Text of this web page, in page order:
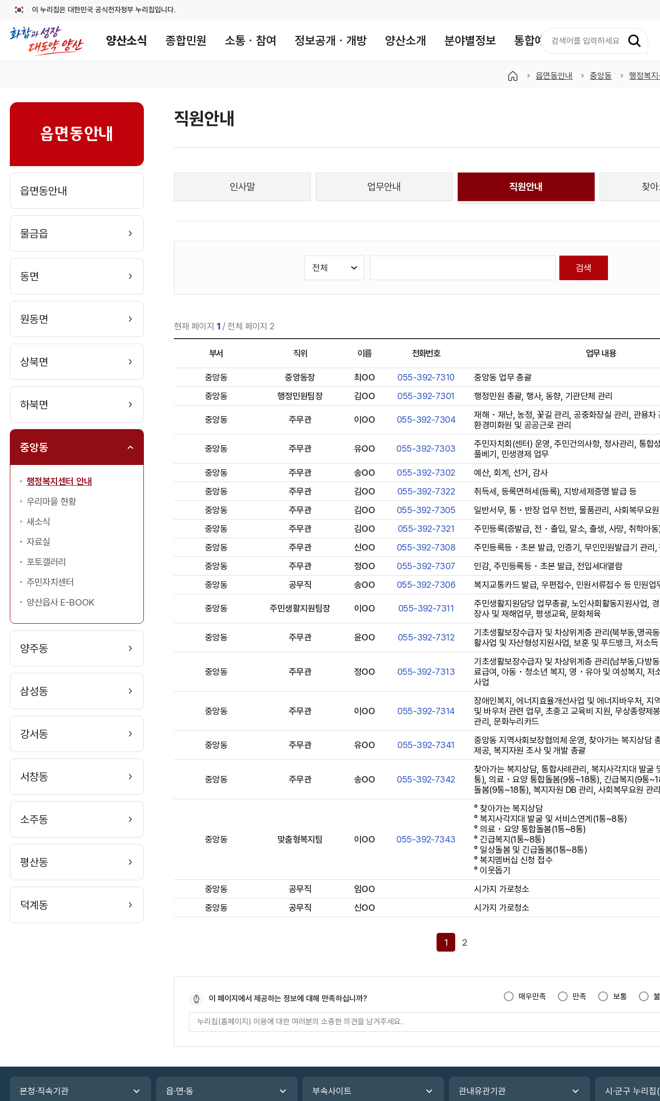
이 누리집은 대한민국 공식전자정부 누리집입니다.
양산소식 종합민원 소통ㆍ참여 정보공개ㆍ개방 양산소개 분야별정보 통합예약색
입
읍면동안내
읍면동안내
물금읍
동면
원동면
상북면
하북면
중앙동
행정복지센터 안내
우리마을 현황
새소식
자료실
포토갤러리
주민자치센터
양산읍사 E-BOOK
양주동
삼성동
강서동
서창동
소주동
평산동
덕계동
직원안내
읍면동안내 중앙동 행정복
sns 공유 리스트 열기
본문 인쇄
인사말 업무안내 직원안내 찾
현재 페이지 1 / 전체 페이지 2
원
위,
이
화
무
용
서
안
는
입
부서 직위 이름 전화번호 업무 내용
중앙동 중앙동장 최OO 055-392-7310
중앙동 업무 총괄
중앙동
행정민원팀장 김OO 055-392-7301 행정민원 총괄, 행사, 동향, 기관단체 관리
중앙동 주무관 이OO 055-392-7304
재해・재난, 농정, 꽃길 관리, 공중화장실 관리, 관용차
환경미화원 및 공공근로 관리
중앙동 주무관 유OO 055-392-7303
주민자치회(센터) 운영, 주민건의사항, 청사관리, 통합
풀베기, 민생경제 업무
중앙동
주무관 송OO 055-392-7302
예산, 회계, 선거, 감사
중앙동
주무관 김OO 055-392-7322
취득세, 등록면허세(등록), 지방세제증명 발급 등
중앙동
주무관 김OO 055-392-7305
일반서무, 통・반장 업무 전반, 물품관리, 사회복무요
중앙동
주무관 김OO 055-392-7321
주민등록(증발급, 전・출입, 말소, 출생, 사망, 취학아
중앙동
주무관 신OO 055-392-7308
주민등록등・초본 발급, 인증기, 무인민원발급기 관리,
중앙동
주무관 정OO 055-392-7307
인감, 주민등록등・초본 발급, 전입세대열람
중앙동
공무직 송OO 055-392-7306 복지교통카드 발급, 우편접수, 민원서류접수 등 민원업
중앙동 주민생활지원팀장 이OO 055-392-7311
주민생활지원담당 업무총괄, 노인사회활동지원사업,
장사 및 재해업무, 평생교육, 문화체육
중앙동 주무관 윤OO 055-392-7312
기초생활보장수급자 및 차상위계층 관리(북부동,명곡
활사업 및 자산형성지원사업, 보훈 및 푸드뱅크, 저소
중앙동 주무관 정OO 055-392-7313
기초생활보장수급자 및 차상위계층 관리(남부동,다방
료급여, 아동・청소년 복지, 영・유아 및 여성복지, 저
사업
중앙동 주무관 이OO 055-392-7314
장애인복지, 에너지효율개선사업 및 에너지바우처, 지
및 바우처 관련 업무, 초중고 교육비 지원, 무상종량제
관리, 문화누리카드
중앙동 주무관 유OO 055-392-7341
중앙동 지역사회보장협의체 운영, 찾아가는 복지상담
제공, 복지자원 조사 및 개발 총괄
중앙동 주무관 송OO 055-392-7342
찾아가는 복지상담, 통합사례관리, 복지사각지대 발굴
통), 의료・요양 통합돌봄(9통~18통), 긴급복지(9통
돌봄(9통~18통), 복지자원 DB 관리, 사회복무요원 관
중앙동 맞춤형복지팀 이OO 055-392-7343
° 찾아가는 복지상담
° 복지사각지대 발굴 및 서비스연계(1통~8통)
° 의료・요양 통합돌봄(1통~8통)
° 긴급복지(1통~8통)
° 일상돌봄 및 긴급돌봄(1통~8통)
° 복지멤버십 신청 접수
° 이웃돕기
중앙동
공무직 임OO
시가지 가로청소
중앙동
공무직 신OO 시가지 가로청소
1 2
페
이
만
족
이 페이지에서 제공하는 정보에 대해 만족하십니까? 매우만족 만족 보통
만
도
입
본청·직속기관 읍·면·동 부속사이트 관내유관기관 시·군구 누리